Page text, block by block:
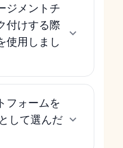
ジメントチ
付けする際
使用しまし
フォームを
して選んだ